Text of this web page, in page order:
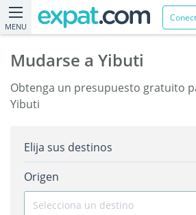
MENU
Mudarse a Yibuti
Obtenga un presupuesto gratuito
Yibuti
Elija sus destinos
Origen
Selecciona un destino